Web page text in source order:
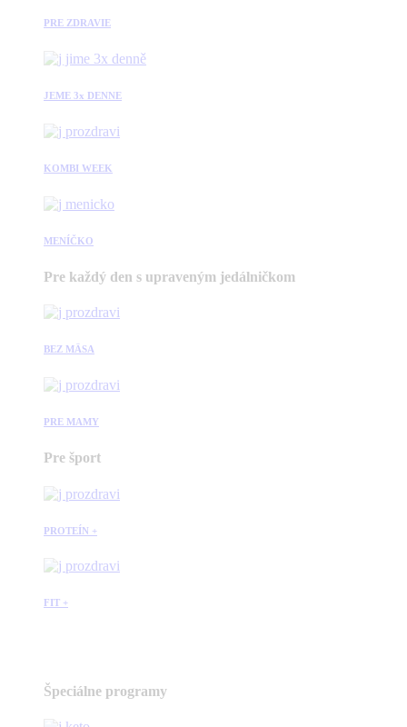
PRE ZDRAVIE
JEME 3x DENNE
KOMBI WEEK
MENÍČKO
Pre každý den s upraveným jedálničkom
BEZ MÄSA
PRE MAMY
Pre šport
PROTEÍN +
FIT +
Špeciálne programy